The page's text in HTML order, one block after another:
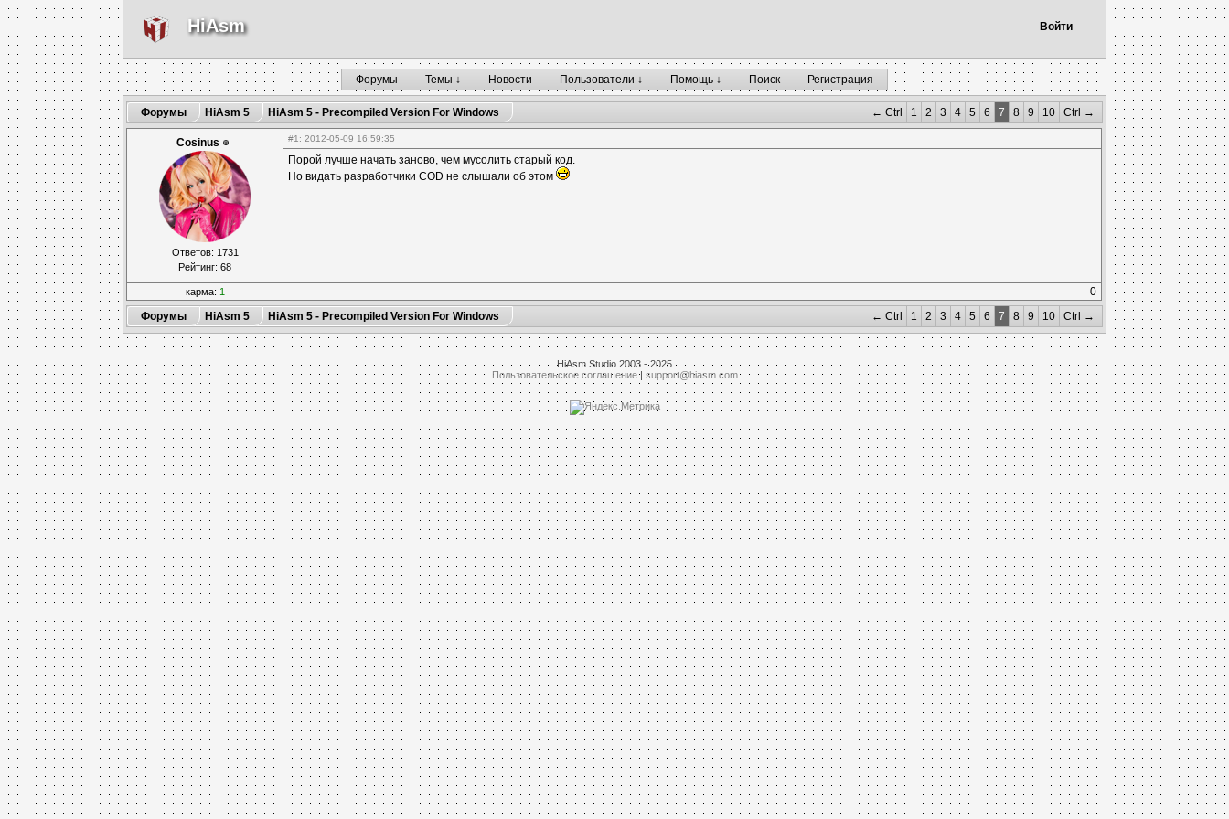
HiAsm Войти
Форумы Темы ↓ Новости Пользователи ↓ Помощь ↓ Поиск Регистрация
Форумы HiAsm 5 HiAsm 5 - Precompiled Version For Windows ← Ctrl 1 2 3 4 5 6 7 8 9 10 Ctrl →
Cosinus
Ответов: 1731
Рейтинг: 68
#1 : 2012-05-09 16:59:35
Порой лучше начать заново, чем мусолить старый код.
Но видать разработчики COD не слышали об этом
карма: 1
0
Форумы
HiAsm 5 HiAsm 5 - Precompiled Version For Windows ← Ctrl 1 2 3 4 5 6 7 8 9 10 Ctrl →
HiAsm Studio 2003 - 2025
Пользовательское соглашение| support@hiasm.com